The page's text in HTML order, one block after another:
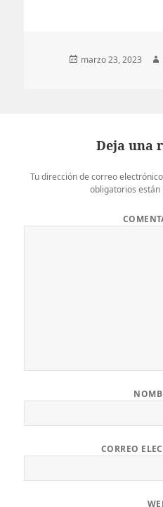
Publicado
marzo 23, 2023
Deja una
Tu dirección de correo
obligatorios están
CORREO